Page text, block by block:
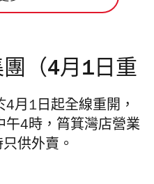
（4月1日重
4月1日起全線重開，
午4時，筲箕灣店營業
供外賣。